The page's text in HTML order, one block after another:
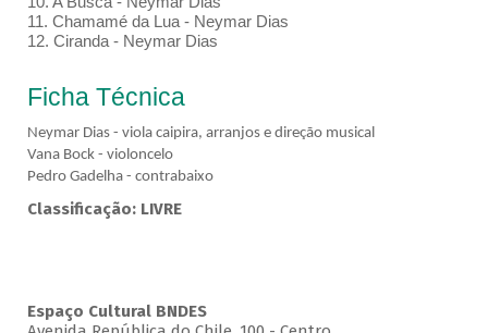
11. Chamamé da Lua - Neymar Dias
12. Ciranda - Neymar Dias
Ficha Técnica
Neymar Dias - viola caipira, arranjos e direção musical
Vana Bock - violoncelo
Pedro Gadelha - contrabaixo
Classificação: LIVRE
Espaço Cultural BNDES